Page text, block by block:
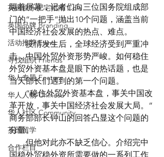
英国快乐肥宅指南 Cola
英国品牌 Branding
活动推荐 Event
寻找组织 Friends
华人专题 Feature
华人人物 Chinese
华人社区 Community
英国留学
合作栏目
隔着屏幕，记者们向三位国务院组成部
门的“一把手”抛出10个问题，涵盖当前
中国经济社会发展的热点、难点。
疫情发生后，全球经济受到严重冲
击，中国外贸外资形势严峻。如何稳住
外贸外资基本盘是眼下的热话题，也是
当天部长们遇到的第一个问题。
“稳住外贸外资基本盘，事关中国改
革开放，事关中国经济社会发展大局。”
商务部部长钟山的回答凸显这个问题的
分量。
但他对此亦不缺乏信心。介绍完中
国稳外贸稳外资所需要做的一系列工作